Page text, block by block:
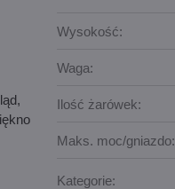
Wysokość:
Waga:
Ilość żarówek:
Maks. moc/gniazdo:
Kategorie: